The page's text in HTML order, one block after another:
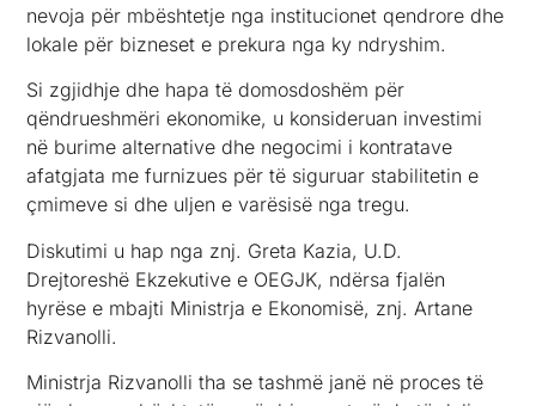
nevoja për mbështetje nga institucionet qendrore dhe
lokale për bizneset e prekura nga ky ndryshim.
Si zgjidhje dhe hapa të domosdoshëm për
qëndrueshmëri ekonomike, u konsideruan investimi
në burime alternative dhe negocimi i kontratave
afatgjata me furnizues për të siguruar stabilitetin e
çmimeve si dhe uljen e varësisë nga tregu.
Diskutimi u hap nga znj. Greta Kazia, U.D.
Drejtoreshë Ekzekutive e OEGJK, ndërsa fjalën
hyrëse e mbajti Ministrja e Ekonomisë, znj. Artane
Rizvanolli.
Ministrja Rizvanolli tha se tashmë janë në proces të